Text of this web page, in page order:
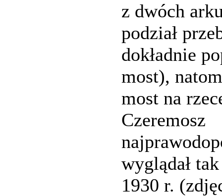
z dwóch
podział
dokładnie
most),
most na
Czeremosz
wyglądał
1930 r.